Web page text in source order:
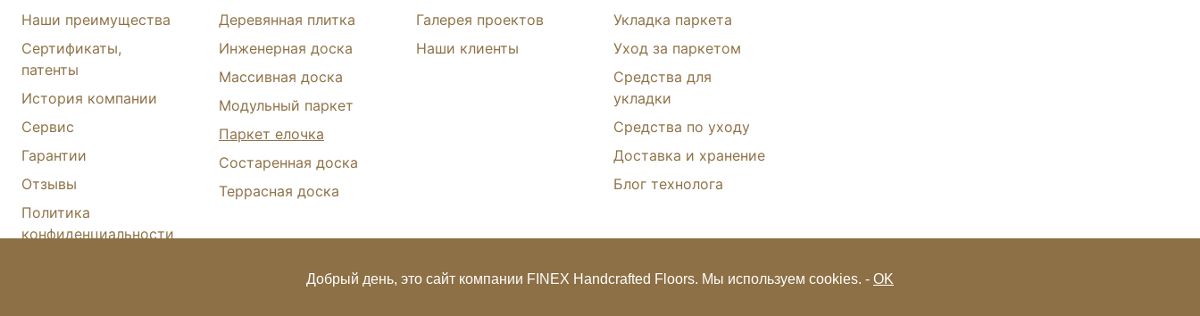
Наши преимущества
Сертификаты,
патенты
История компании
Сервис
Гарантии
Отзывы
Политика
конфиденциальности
Деревянная плитка
Инженерная доска
Массивная доска
Модульный паркет
Паркет елочка
Состаренная доска
Террасная доска
Галерея проектов
Наши клиенты
Укладка паркета
Уход за паркетом
Средства для
укладки
Средства по уходу
Доставка и хранение
Блог технолога
Добрый день, это сайт компании FINEX Handcrafted Floors. Мы используем cookies. - OK